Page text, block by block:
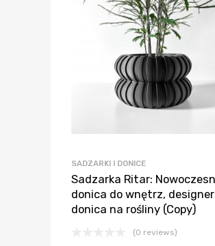
SADZARKI I DONICE
Sadzarka Ritar:
donica do wnętrz,
donica na rośliny (Copy)
(0 reviews)